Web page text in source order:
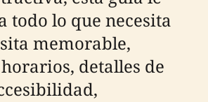
todo lo que necesita
memorable,
detalles de